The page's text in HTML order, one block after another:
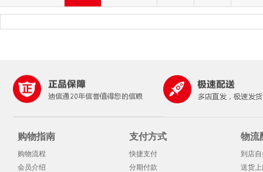
购物指南
购物流程
会员介绍
支付方式
快捷支付
分期付款
物流
到店
送货